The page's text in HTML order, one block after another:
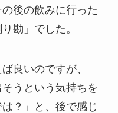
後の飲みに行った
勘」でした。
良いのですが、
うという気持ちを
？」と、後で感じ